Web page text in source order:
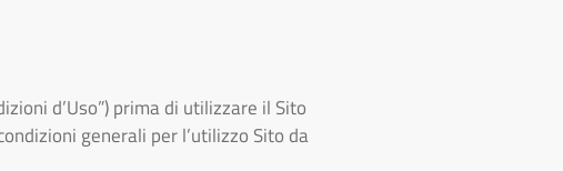
d’Uso”) prima di utilizzare il Sito
generali per l’utilizzo Sito da